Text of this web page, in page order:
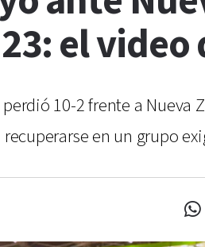
el video
10-2 frente a
en un grupo